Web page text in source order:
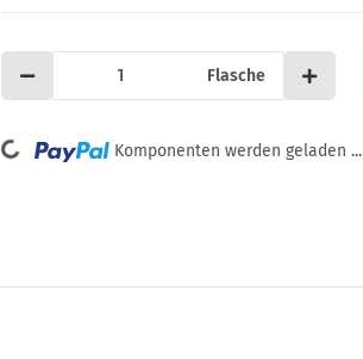
Flasche
Loading... Komponenten werden geladen ...